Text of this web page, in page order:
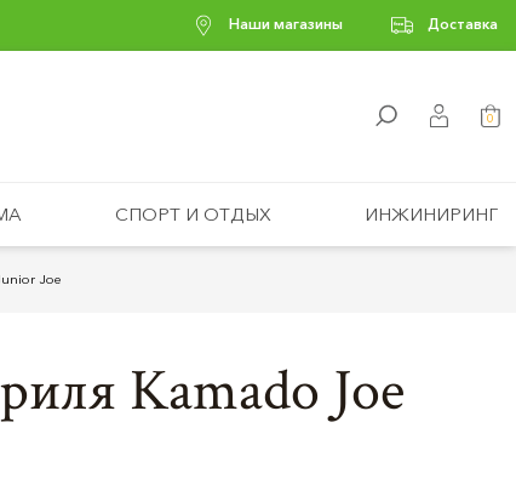
Наши магазины Доставка
0
СПОРТ И ОТДЫХ ИНЖИНИРИНГ
Joe
Kamado Joe